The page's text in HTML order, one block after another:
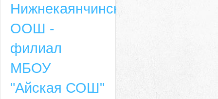
Нижнекаянчинская
ООШ -
филиал
МБОУ
"Айская СОШ"